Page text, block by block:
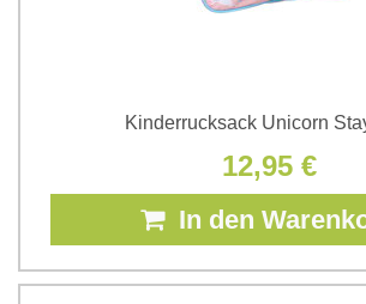
Kinderrucksack Unicorn
12,95 €
In den